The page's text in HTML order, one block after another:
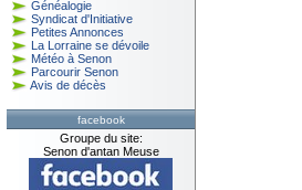
Généalogie
Syndicat d'Initiative
Petites Annonces
La Lorraine se dévoile
Météo à Senon
Parcourir Senon
Avis de décès
facebook
Groupe du site:
Senon d'antan Meuse